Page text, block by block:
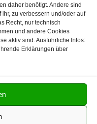
daher benötigt. Andere sind
zu verbessern und/oder auf
Recht, nur technisch
und andere Cookies
aktiv sind. Ausführliche Infos:
Erklärungen über